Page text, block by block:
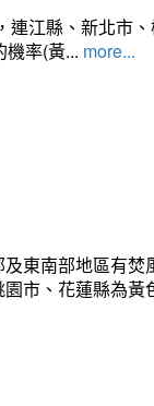
江縣、新北市
率(黃... more...
東南部地區有
市、花蓮縣為